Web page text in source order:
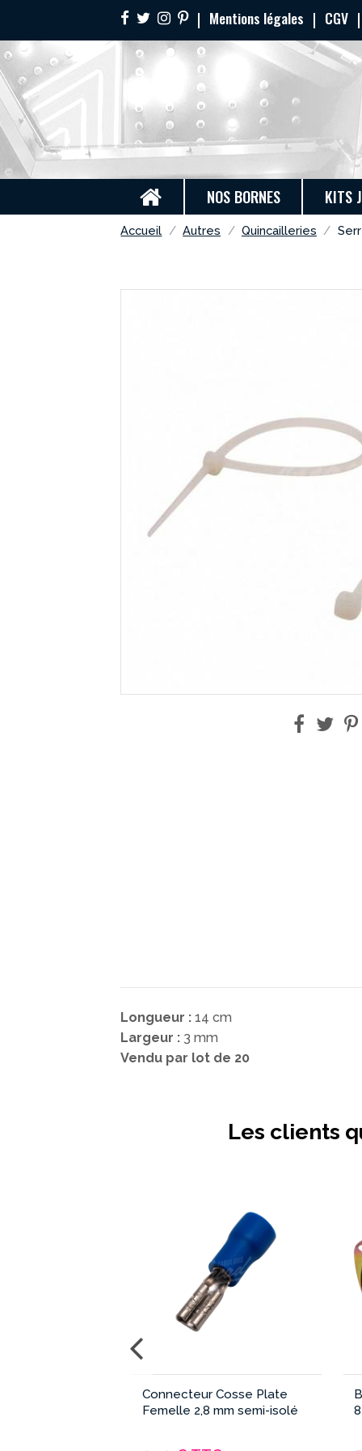
Mentions légales CGV
NOS BORNES KITS
Accueil Autres Quincailleries
Longueur :14 cm
Largeur : 3 mm
Vendu par lot de 20
Les clients
Connecteur Cosse Plate
Femelle 2,8 mm semi-isolé